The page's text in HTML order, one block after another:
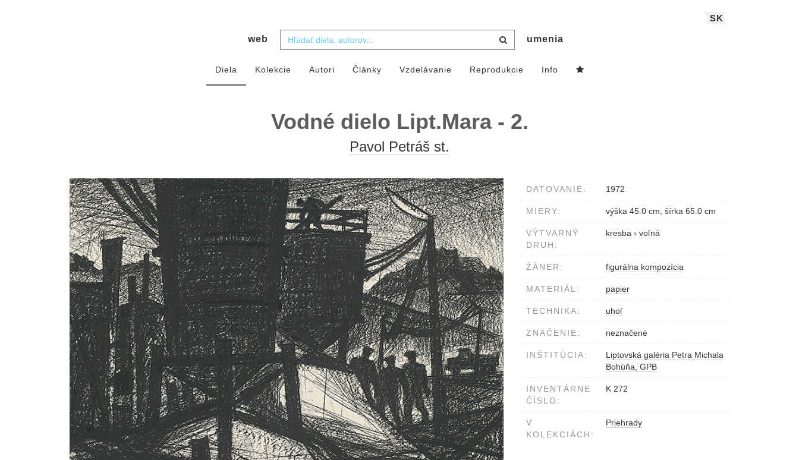
SK
web umenia
Diela Kolekcie Autori Články Vzdelávanie Reprodukcie Info
Vodné dielo Lipt.Mara - 2.
Pavol Petráš st.
DATOVANIE: 1972
MIERY: výška 45.0 cm, šírka 65.0 cm
VÝTVARNÝ
DRUH:
kresba › voľná
ŽÁNER: figurálna kompozícia
MATERIÁL: papier
TECHNIKA: uhoľ
ZNAČENIE: neznačené
INŠTITÚCIA:
Liptovská galéria Petra Michala
Bohúňa, GPB
INVENTÁRNE
ČÍSLO:
K 272
V
KOLEKCIÁCH:
Priehrady